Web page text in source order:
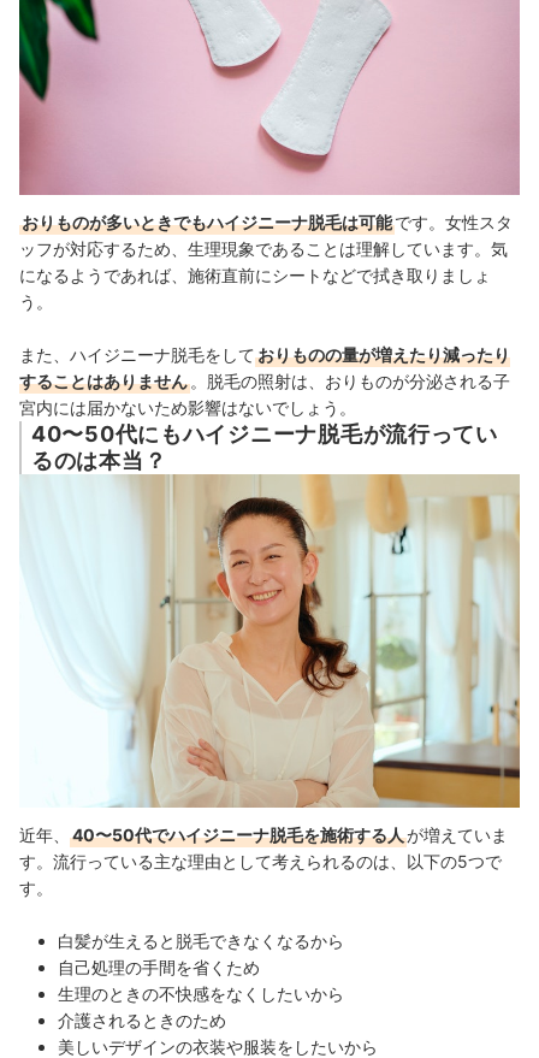
おりものが多いときでもハイジニーナ脱毛は可能です。女性スタ
ッフが対応するため、生理現象であることは理解しています。気
になるようであれば、施術直前にシートなどで拭き取りましょ
う。
また、ハイジニーナ脱毛をしておりものの量が増えたり減ったり
することはありません 。脱毛の照射は、おりものが分泌される子
宮内には届かないため影響はないでしょう。
40〜50代にもハイジニーナ脱毛が流行ってい
るのは本当？
近年、 40〜50代でハイジニーナ脱毛を施術する人が増えていま
す。 流行っている主な理由として考えられるのは、以下の5つで
す。
白髪が生えると脱毛できなくなるから
自己処理の手間を省くため
生理のときの不快感をなくしたいから
介護されるときのため
美しいデザインの衣装や服装をしたいから